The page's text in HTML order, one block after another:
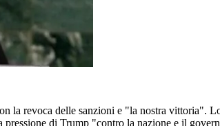
la revoca delle sanzioni e "la nostra vittoria".
di Trump "contro la nazione e il